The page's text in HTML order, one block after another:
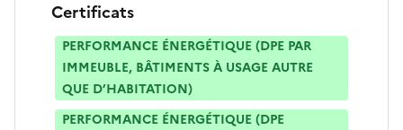
Certificats
PERFORMANCE ÉNERGÉTIQUE (DPE PAR
IMMEUBLE, BÂTIMENTS À USAGE AUTRE
QUE D’HABITATION)
PERFORMANCE ÉNERGÉTIQUE (DPE